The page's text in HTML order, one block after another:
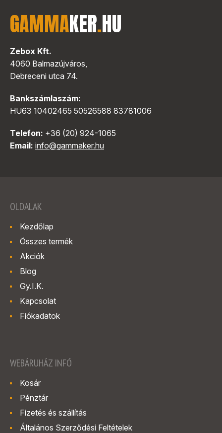
GAMMAKER.HU
Zebox Kft.
4060 Balmazújváros,
Debreceni utca 74.
Bankszámlaszám:
HU63 10402465 50526588 83781006
Telefon: +36 (20) 924-1065
Email: info@gammaker.hu
OLDALAK
Kezdőlap
Összes termék
Akciók
Blog
Gy.I.K.
Kapcsolat
Fiókadatok
WEBÁRUHÁZ INFÓ
Kosár
Pénztár
Fizetés és szállítás
Általános Szerződési Feltételek